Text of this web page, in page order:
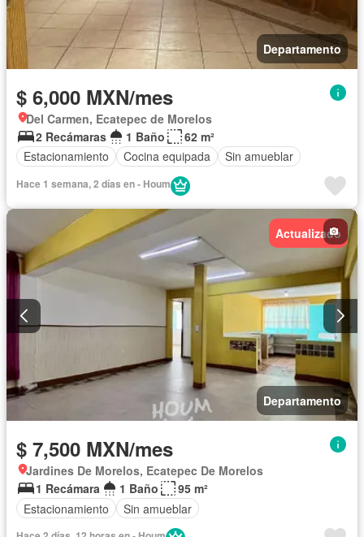
Departamento
$ 6,000 MXN/mes
Del Carmen, Ecatepec de Morelos
2 Recámaras
1 Baño
62 m²
Estacionamiento
Cocina equipada Sin amueblar
Hace 1 semana, 2 días en - Houm
Actualizado
Departamento
$ 7,500 MXN/mes
Jardines De Morelos, Ecatepec De Morelos
1 Recámara
1 Baño
95 m²
Estacionamiento
Sin amueblar